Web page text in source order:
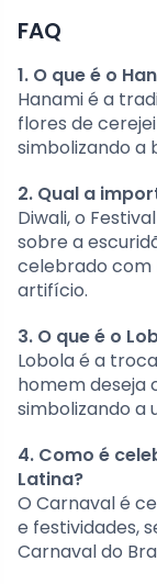
FAQ
1. O que é o
Hanami é a
flores de
simbolizando a
2. Qual a
Diwali, o
sobre a
celebrado com
artifício.
3. O que é o
Lobola é a
homem deseja
simbolizando a
4. Como é
Latina?
O Carnaval é
e festividades,
Carnaval do